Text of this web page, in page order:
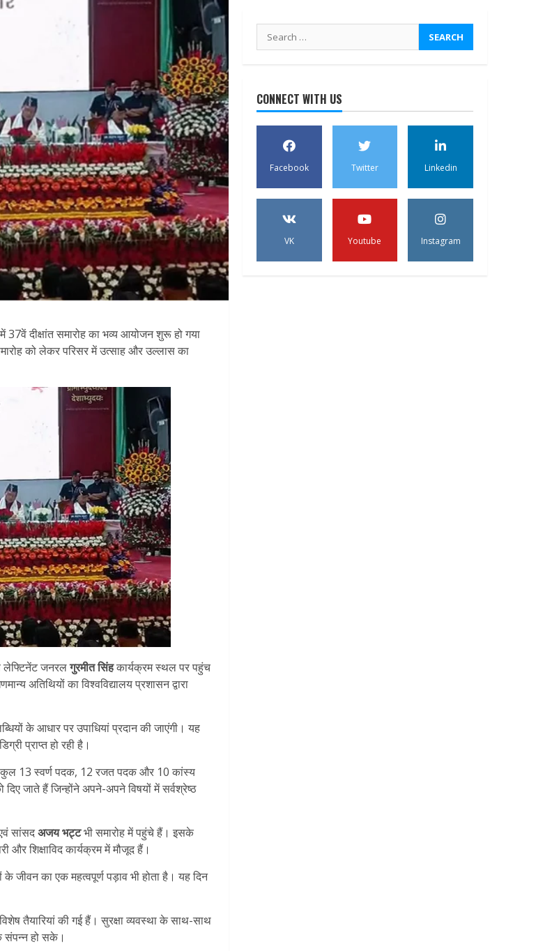
37वें दीक्षांत समारोह का भव्य आयोजन शुरू हो गया
को लेकर परिसर में उत्साह और उल्लास का
लेफ्टिनेंट जनरलगुरमीत सिंहकार्यक्रम स्थल पर पहुंच
अतिथियों का विश्वविद्यालय प्रशासन द्वारा
के आधार पर उपाधियां प्रदान की जाएंगी। यह
प्राप्त हो रही है।
कुल 13 स्वर्ण पदक, 12 रजत पदक और 10 कांस्य
जाते हैं जिन्होंने अपने-अपने विषयों में सर्वश्रेष्ठ
सांसदअजय भट्टभी समारोह में पहुंचे हैं। इसके
और शिक्षाविद कार्यक्रम में मौजूद हैं।
के जीवन का एक महत्वपूर्ण पड़ाव भी होता है। यह दिन
तैयारियां की गई हैं। सुरक्षा व्यवस्था के साथ-साथ
संपन्न हो सके।
Search
for:
CONNECT WITH US
Facebook Twitter Linkedin
VK Youtube Instagram